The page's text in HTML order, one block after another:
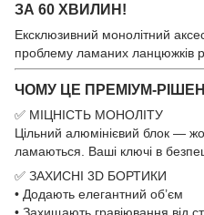
ЗА 60 ХВИЛИН!
Ексклюзивний монолітний
проблему ламаних ланцюжків
ЧОМУ ЦЕ ПРЕМІУМ-
✅ МІЦНІСТЬ МОНОЛІТУ
Цільний алюмінієвий блок —
ламаються. Ваші ключі в
✅ ЗАХИСНІ 3D БОРТИКИ
• Додають елегантний об’єм
• Захищають гравіювання від